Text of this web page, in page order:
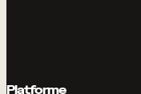
Platforme